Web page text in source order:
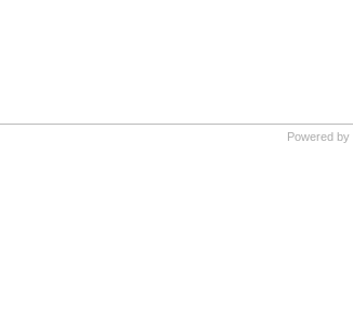
Powered by